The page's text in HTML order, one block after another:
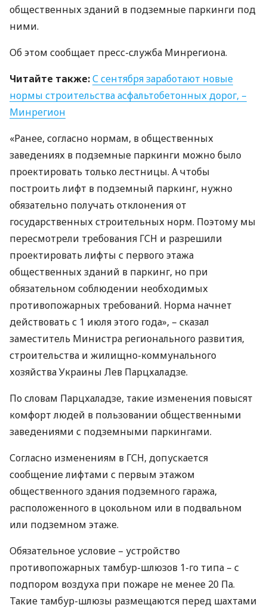
общественных зданий в подземные паркинги под
ними.
Об этом сообщает пресс-служба Минрегиона.
Читайте также:С сентября заработают новые
нормы строительства асфальтобетонных дорог, –
Минрегион
«Ранее, согласно нормам, в общественных
заведениях в подземные паркинги можно было
проектировать только лестницы. А чтобы
построить лифт в подземный паркинг, нужно
обязательно получать отклонения от
государственных строительных норм. Поэтому мы
пересмотрели требования ГСН и разрешили
проектировать лифты с первого этажа
общественных зданий в паркинг, но при
обязательном соблюдении необходимых
противопожарных требований. Норма начнет
действовать с 1 июля этого года», – сказал
заместитель Министра регионального развития,
строительства и жилищно-коммунального
хозяйства Украины Лев Парцхаладзе.
По словам Парцхаладзе, такие изменения повысят
комфорт людей в пользовании общественными
заведениями с подземными паркингами.
Согласно изменениям в ГСН, допускается
сообщение лифтами с первым этажом
общественного здания подземного гаража,
расположенного в цокольном или в подвальном
или подземном этаже.
Обязательное условие – устройство
противопожарных тамбур-шлюзов 1-го типа – с
подпором воздуха при пожаре не менее 20 Па.
Такие тамбур-шлюзы размещаются перед шахтами